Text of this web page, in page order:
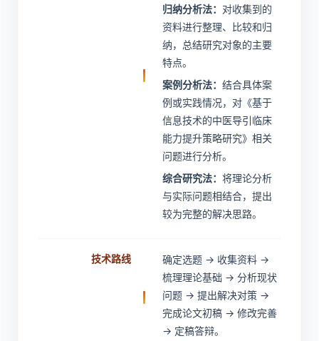
归纳分析法： 对收集到的
资料进行整理、比较和归
纳，总结研究对象的主要
特点。
案例分析法： 结合具体案
例或实践情况，对《基于
信息技术的中医导引临床
能力提升策略研究》相关
问题进行分析。
综合研究法： 将理论分析
与实际问题相结合，提出
较为完整的解决思路。
技术路线
确定选题 → 收集资料 →
梳理理论基础 → 分析现状
问题 → 提出解决对策 →
完成论文初稿 → 修改完善
→ 定稿答辩。